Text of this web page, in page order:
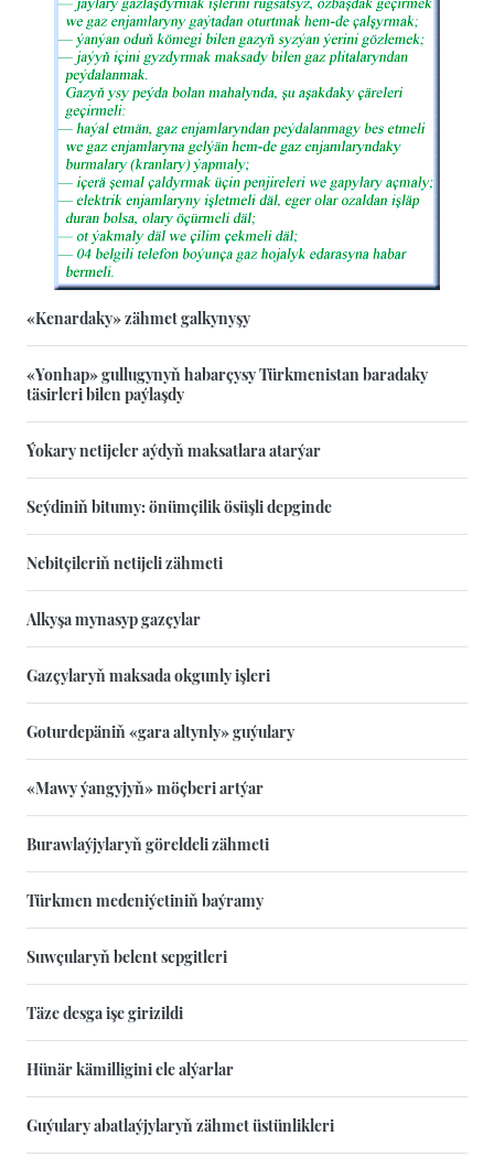
«Kenardaky» zähmet galkynyşy
«Yonhap» gullugynyň habarçysy Türkmenistan baradaky
täsirleri bilen paýlaşdy
Ýokary netijeler aýdyň maksatlara atarýar
Seýdiniň bitumy: önümçilik ösüşli depginde
Nebitçileriň netijeli zähmeti
Alkyşa mynasyp gazçylar
Gazçylaryň maksada okgunly işleri
Goturdepäniň «gara altynly» guýulary
«Mawy ýangyjyň» möçberi artýar
Burawlaýjylaryň göreldeli zähmeti
Türkmen medeniýetiniň baýramy
Suwçularyň belent sepgitleri
Täze desga işe girizildi
Hünär kämilligini ele alýarlar
Guýulary abatlaýjylaryň zähmet üstünlikleri